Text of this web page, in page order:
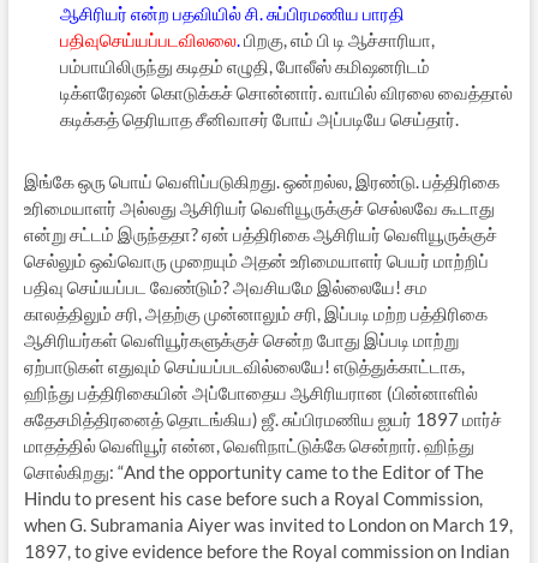
ஆசிரியர் என்ற பதவியில் சி. சுப்பிரமணிய பாரதி
பதிவுசெய்யப்படவிலலை.பிறகு, எம் பி டி ஆச்சாரியா,
பம்பாயிலிருந்து கடிதம் எழுதி, போலீஸ் கமிஷனரிடம்
டிக்ளரேஷன் கொடுக்கச் சொன்னார். வாயில் விரலை வைத்தால்
கடிக்கத் தெரியாத சீனிவாசர் போய் அப்படியே செய்தார்.
இங்கே ஒரு பொய் வெளிப்படுகிறது. ஒன்றல்ல, இரண்டு. பத்திரிகை
உரிமையாளர் அல்லது ஆசிரியர் வெளியூருக்குச் செல்லவே கூடாது
என்று சட்டம் இருந்ததா? ஏன் பத்திரிகை ஆசிரியர் வெளியூருக்குச்
செல்லும் ஒவ்வொரு முறையும் அதன் உரிமையாளர் பெயர் மாற்றிப்
பதிவு செய்யப்பட வேண்டும்? அவசியமே இல்லையே! சம
காலத்திலும் சரி, அதற்கு முன்னாலும் சரி, இப்படி மற்ற பத்திரிகை
ஆசிரியர்கள் வெளியூர்களுக்குச் சென்ற போது இப்படி மாற்று
ஏற்பாடுகள் எதுவும் செய்யப்படவில்லையே! எடுத்துக்காட்டாக,
ஹிந்து பத்திரிகையின் அப்போதைய ஆசிரியரான (பின்னாளில்
சுதேசமித்திரனைத் தொடங்கிய) ஜீ. சுப்பிரமணிய ஐயர் 1897 மார்ச்
மாதத்தில் வெளியூர் என்ன, வெளிநாட்டுக்கே சென்றார். ஹிந்து
சொல்கிறது: “And the opportunity came to the Editor of The
Hindu to present his case before such a Royal Commission,
when G. Subramania Aiyer was invited to London on March 19,
1897, to give evidence before the Royal commission on Indian